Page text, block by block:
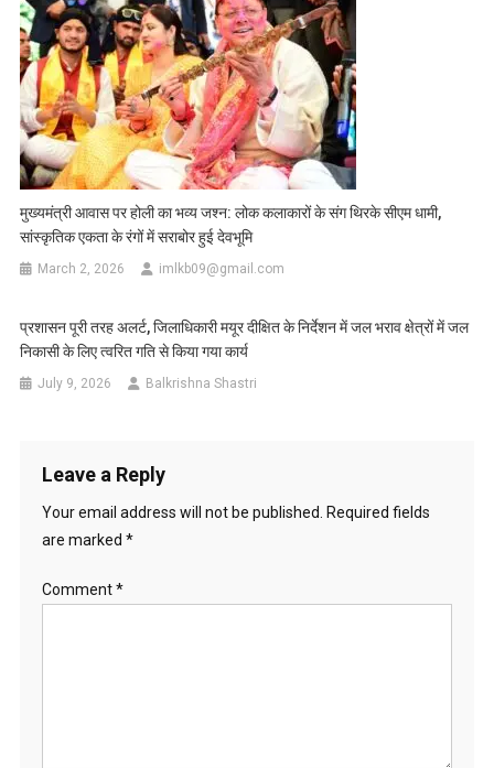
मुख्यमंत्री आवास पर होली का भव्य जश्न: लोक कलाकारों के संग थिरके सीएम धामी,
सांस्कृतिक एकता के रंगों में सराबोर हुई देवभूमि
March 2, 2026 imlkb09@gmail.com
प्रशासन पूरी तरह अलर्ट, जिलाधिकारी मयूर दीक्षित के निर्देशन में जल भराव क्षेत्रों में जल
निकासी के लिए त्वरित गति से किया गया कार्य
July 9, 2026 Balkrishna Shastri
Leave a Reply
Your email address will not be published.
Required fields
are marked *
Comment*